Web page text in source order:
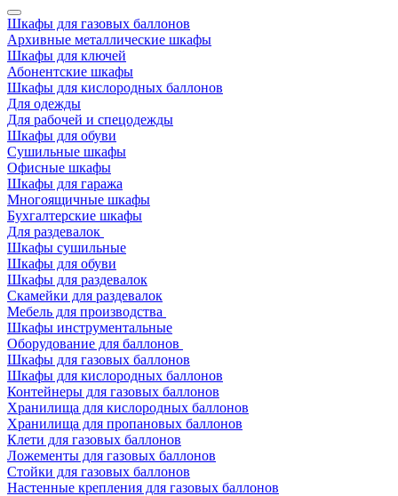
Шкафы для газовых баллонов
Архивные металлические шкафы
Шкафы для ключей
Абонентские шкафы
Шкафы для кислородных баллонов
Для одежды
Для рабочей и спецодежды
Шкафы для обуви
Сушильные шкафы
Офисные шкафы
Шкафы для гаража
Многоящичные шкафы
Бухгалтерские шкафы
Для раздевалок
Шкафы сушильные
Шкафы для обуви
Шкафы для раздевалок
Скамейки для раздевалок
Мебель для производства
Шкафы инструментальные
Оборудование для баллонов
Шкафы для газовых баллонов
Шкафы для кислородных баллонов
Контейнеры для газовых баллонов
Хранилища для кислородных баллонов
Хранилища для пропановых баллонов
Клети для газовых баллонов
Ложементы для газовых баллонов
Стойки для газовых баллонов
Настенные крепления для газовых баллонов